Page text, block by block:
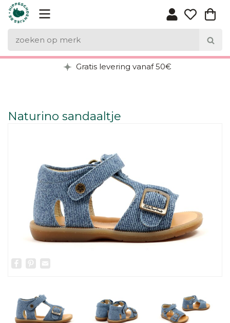
Gratis levering vanaf 50€
Naturino sandaaltje
Facebook
Pinterest